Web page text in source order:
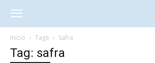
Início Tags Safra
Tag: safra